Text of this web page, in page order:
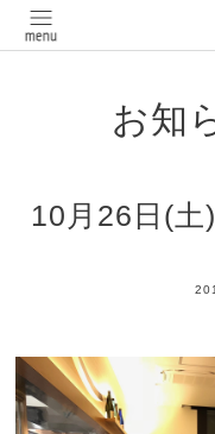
お知
10月26日(土